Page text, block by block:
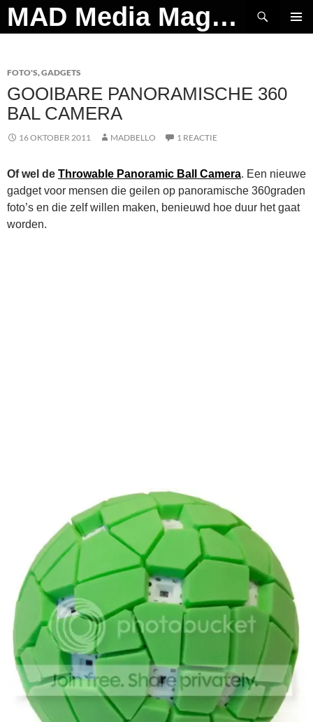
Ga
naar
MAD Media Magazine
Zoeken
FOTO'S,GADGETS
GOOIBARE PANORAMISCHE 360
BAL CAMERA
16 OKTOBER 2011 MADBELLO 1 REACTIE
Of wel de Throwable Panoramic Ball Camera. Een nieuwe
gadget voor mensen die geilen op panoramische 360graden
foto’s en die zelf willen maken, benieuwd hoe duur het gaat
worden.